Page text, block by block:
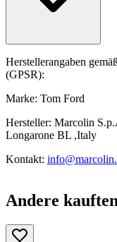
Herstellerangaben
(GPSR):
Marke: Tom Ford
Hersteller: Marcolin
Longarone BL ,Italy
Kontakt:
Andere